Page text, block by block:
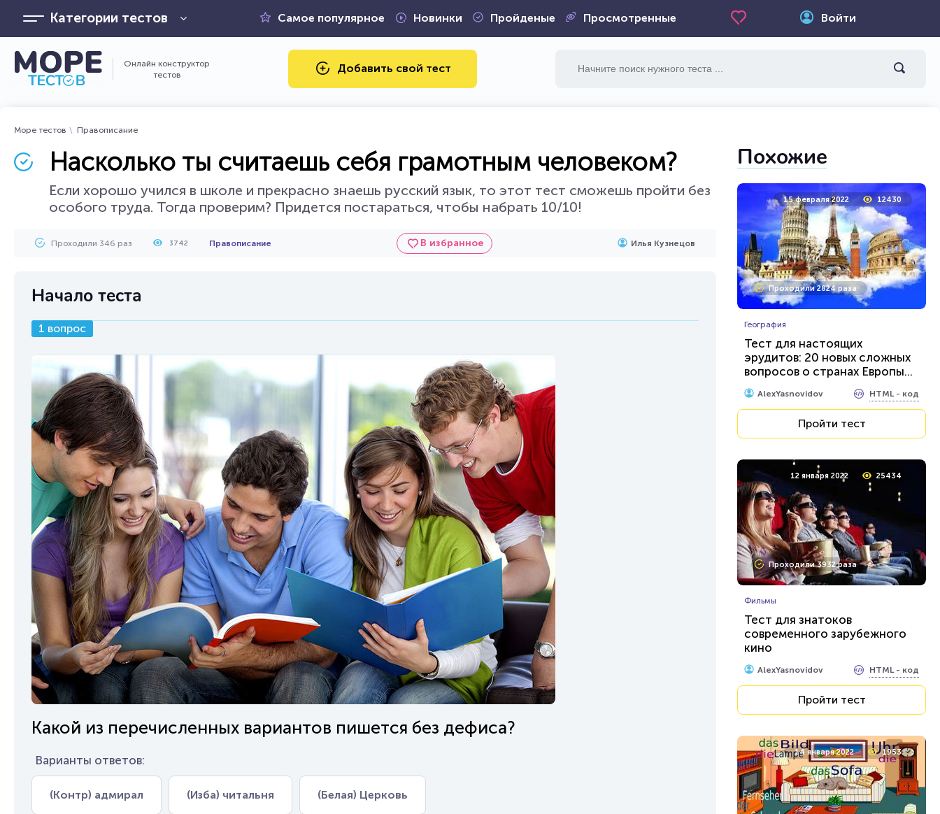
Категории тестов Самое популярное Новинки Пройденые Просмотренные Войти
Онлайн конструктор
тестов
Добавить свой тест
Море тестов Правописание
Насколько ты считаешь себя грамотным человеком?
Если хорошо учился в школе и прекрасно знаешь русский язык, то этот тест сможешь пройти без
особого труда. Тогда проверим? Придется постараться, чтобы набрать 10/10!
Проходили 346 раз 3742 Правописание В избранное Илья Кузнецов
Начало теста
1 вопрос
Какой из перечисленных вариантов пишется без дефиса?
Варианты ответов:
(Контр) адмирал (Изба) читальня (Белая) Церковь
Похожие
15 февраля 2022 12430
Проходили 2824 раза
География
Тест для настоящих
эрудитов: 20 новых сложных
вопросов о странах Европы...
AlexYasnovidov HTML - код
Пройти тест
12 января 2022 25434
Проходили 3932 раза
Фильмы
Тест для знатоков
современного зарубежного
кино
AlexYasnovidov HTML - код
Пройти тест
14 января 2022 1953